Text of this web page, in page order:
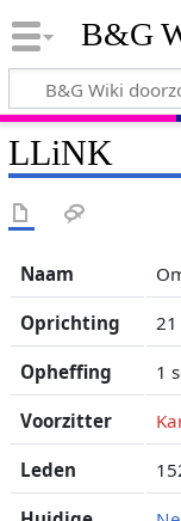
B&G
LLiNK
Naam
Oprichting
Opheffing 1
Voorzitter
Leden